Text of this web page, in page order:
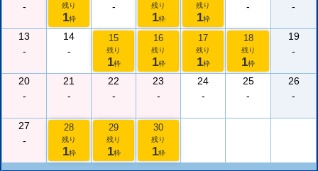
-
残り
1枠
-
残り
1枠
残り
1枠
-
-
13
-
14
-
15
残り
1枠
16
残り
1枠
17
残り
1枠
18
残り
1枠
19
-
20
-
21
-
22
-
23
-
24
-
25
-
26
-
27
-
28
残り
1枠
29
残り
1枠
30
残り
1枠